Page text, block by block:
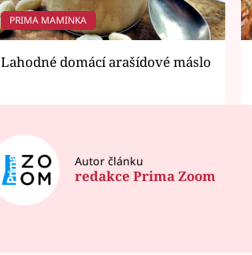
PRIMA MAMINKA
Lahodné domácí arašídové máslo
Autor článku
redakce Prima Zoom